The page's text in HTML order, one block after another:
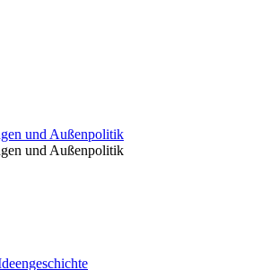
und Außenpolitik
und Außenpolitik